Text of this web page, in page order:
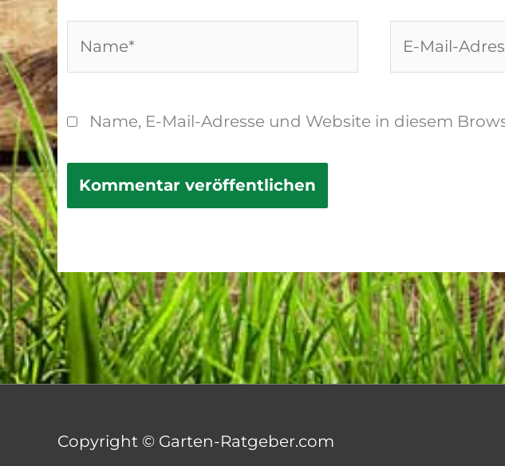
Name, E-Mail-Adresse und Website in diesem
Copyright © Garten-Ratgeber.com